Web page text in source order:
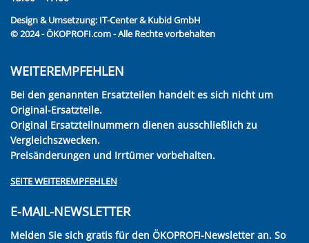
Design & Umsetzung: IT-Center & Kubid GmbH
© 2024 - ÖKOPROFI.com - Alle Rechte vorbehalten
WEITEREMPFEHLEN
Bei den genannten Ersatzteilen handelt es sich nicht um
Original-Ersatzteile.
Original Ersatzteilnummern dienen ausschließlich zu
Vergleichszwecken.
Preisänderungen und Irrtümer vorbehalten.
SEITE WEITEREMPFEHLEN
E-MAIL-NEWSLETTER
Melden Sie sich gratis für den ÖKOPROFI-Newsletter an. So